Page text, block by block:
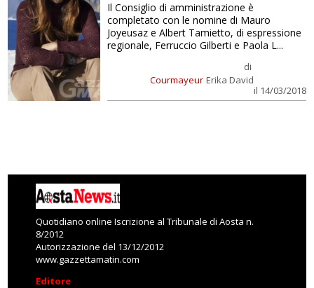
Courmayeur
di
Erika David
il 14/03/2018
Il Consiglio di amministrazione è
completato con le nomine di Mauro
Joyeusaz e Albert Tamietto, di espressione
regionale, Ferruccio Gilberti e Paola L...
Quotidiano online Iscrizione al Tribunale di Aosta n.
8/2012
Autorizzazione del 13/12/2012
www.gazzettamatin.com
Editore